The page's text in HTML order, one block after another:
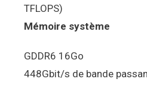
TFLOPS)
Mémoire système
GDDR6 16Go
448Gbit/s de bande